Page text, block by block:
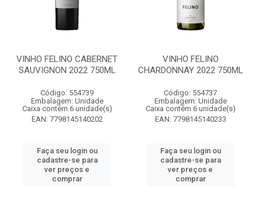
VINHO FELINO CABERNET
SAUVIGNON 2022 750ML
Código: 554739
Embalagem: Unidade
Caixa contém 6 unidade(s)
EAN: 7798145140202
Faça seu login ou
cadastre-se para
ver preços e
comprar
VINHO FELINO
CHARDONNAY 2022 750ML
Código: 554737
Embalagem: Unidade
Caixa contém 6 unidade(s)
EAN: 7798145140233
Faça seu login ou
cadastre-se para
ver preços e
comprar